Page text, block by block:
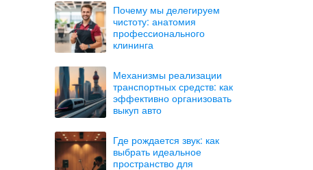
Почему мы делегируем
чистоту: анатомия
профессионального
клининга
Механизмы реализации
транспортных средств: как
эффективно организовать
выкуп авто
Где рождается звук: как
выбрать идеальное
пространство для